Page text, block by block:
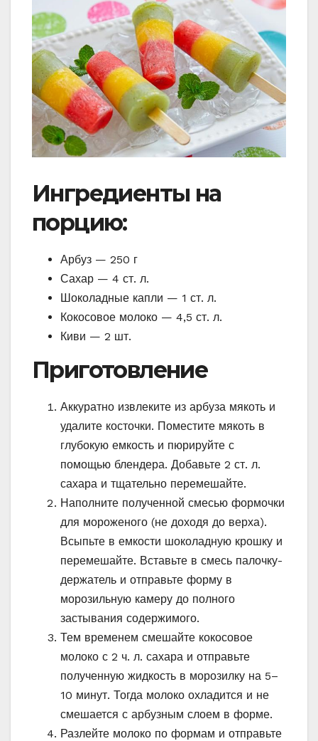
Ингредиенты на
порцию:
Арбуз — 250 г
Сахар — 4 ст. л.
Шоколадные капли — 1 ст. л.
Кокосовое молоко — 4,5 ст. л.
Киви — 2 шт.
Приготовление
Аккуратно извлеките из арбуза мякоть и
удалите косточки. Поместите мякоть в
глубокую емкость и пюрируйте с
помощью блендера. Добавьте 2 ст. л.
сахара и тщательно перемешайте.
Наполните полученной смесью формочки
для мороженого (не доходя до верха).
Всыпьте в емкости шоколадную крошку и
перемешайте. Вставьте в смесь палочку-
держатель и отправьте форму в
морозильную камеру до полного
застывания содержимого.
Тем временем смешайте кокосовое
молоко с 2 ч. л. сахара и отправьте
полученную жидкость в морозилку на 5–
10 минут. Тогда молоко охладится и не
смешается с арбузным слоем в форме.
Разлейте молоко по формам и отправьте